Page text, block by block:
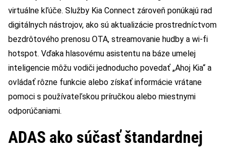
virtuálne kľúče. Služby Kia Connect zároveň ponúkajú rad
digitálnych nástrojov, ako sú aktualizácie prostredníctvom
bezdrôtového prenosu OTA, streamovanie hudby a wi-fi
hotspot. Vďaka hlasovému asistentu na báze umelej
inteligencie môžu vodiči jednoducho povedať „Ahoj Kia“ a
ovládať rôzne funkcie alebo získať informácie vrátane
pomoci s používateľskou príručkou alebo miestnymi
odporúčaniami.
ADAS ako súčasť štandardnej